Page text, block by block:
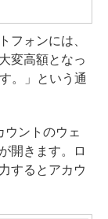
フォンには、
変高額となっ
。」という通
ントのウェ
開きます。ロ
するとアカウ